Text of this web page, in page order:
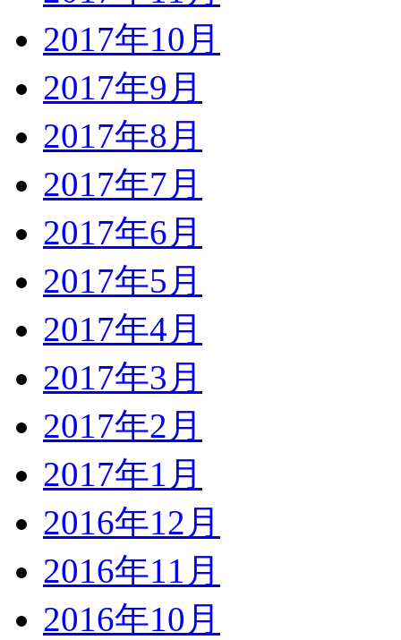
2017年10月
2017年9月
2017年8月
2017年7月
2017年6月
2017年5月
2017年4月
2017年3月
2017年2月
2017年1月
2016年12月
2016年11月
2016年10月